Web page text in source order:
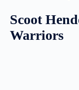
Scoot
Warriors